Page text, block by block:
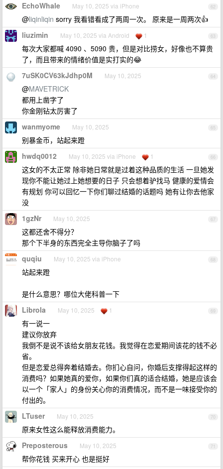
62
EchoWhale May 10, 2025 via iPhone
@liqinliqin sorry 我看错看成了两周一次。 原来是一周两次👍
63
liuzimin May 10, 2025 via Android 1
每次大家都喊 4090 、5090 贵，但是对比捞女，好像也不算贵
了，而且带来的情绪价值是实打实的😂
64
7uSK0CV63kJdhp0M May 10, 2025
@MAVETRICK
都用上凿字了
你金刚钻太厉害了
65
wanmyome May 10, 2025
别暴金币，站起来蹬
66
hwdq0012 May 10, 2025 via iPhone 1
这女的不太正常 除非她日常就是过着这种品质的生活 一旦她发
现你不能让她过上她想要的日子 只会想着驴找马 健康的爱情会
有规划 你可以回忆一下你们聊过结婚的话题吗 她有让你去他家
没
67
1gzNr May 10, 2025
这都还舍不得分？
那个下半身的东西完全主导你脑子了吗
68
quqiu May 10, 2025 via iPhone
站起来蹬
是什么意思？哪位大佬科普一下
69
Librola May 10, 2025 1
有一说一
建议你放弃
我倒不是说不该给女朋友花钱。我觉得在恋爱期间该花的钱不必
省。
但是恋爱总得奔着结婚去。你扪心自问，你婚后支撑得起这样的
消费吗？如果她真的爱你，如果你们真的适合结婚，她是应该会
以一个「家人」的身份关心你的消费情况，而不是一味接受你的
付出的。
70
LTuser May 10, 2025
原来女性这么能释放消费能力。
71
Preposterous May 10, 2025
帮你花钱 买来开心 也是挺好